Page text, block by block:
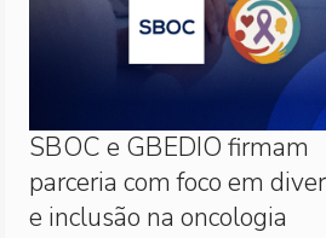
SBOC e GBEDIO firmam
parceria com foco em
e inclusão na oncologia